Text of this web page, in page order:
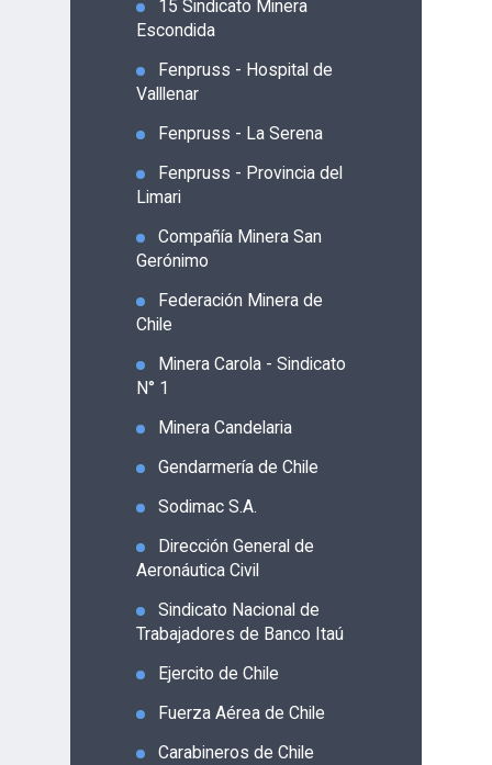
15 Sindicato Minera
Escondida
Fenpruss - Hospital de
Valllenar
Fenpruss - La Serena
Fenpruss - Provincia del
Limari
Compañía Minera San
Gerónimo
Federación Minera de
Chile
Minera Carola - Sindicato
N° 1
Minera Candelaria
Gendarmería de Chile
Sodimac S.A.
Dirección General de
Aeronáutica Civil
Sindicato Nacional de
Trabajadores de Banco Itaú
Ejercito de Chile
Fuerza Aérea de Chile
Carabineros de Chile